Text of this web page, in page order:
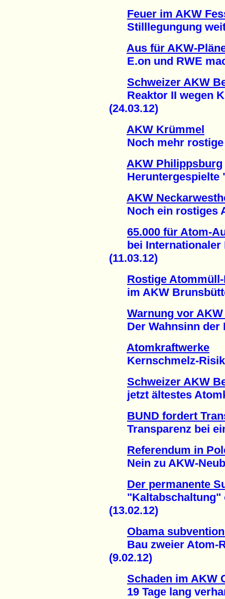
Feuer im AKW
Stilllegungung
Aus für AKW-
E.on und RWE
Schweizer AKW
Reaktor II wegen
(24.03.12)
AKW Krümmel
Noch mehr rostige
AKW Philippsburg
Heruntergespielte
AKW
Noch ein rostiges
65.000 für Atom-
bei Internationaler
(11.03.12)
Rostige
im AKW
Warnung vor
Der Wahnsinn der
Atomkraftwerke
Kernschmelz-
Schweizer AKW
jetzt ältestes
BUND fordert
Transparenz bei
Referendum in
Nein zu AKW-
Der permanente
"Kaltabschaltung"
(13.02.12)
Obama
Bau zweier Atom-
(9.02.12)
Schaden im AKW
19 Tage lang